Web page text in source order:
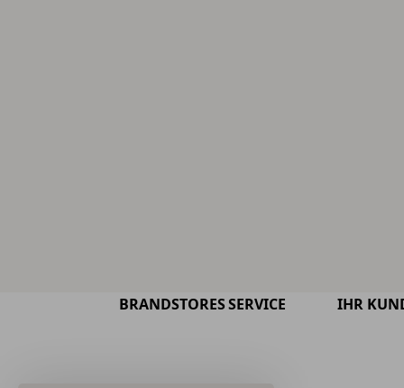
BRANDSTORESSERVICE IHR